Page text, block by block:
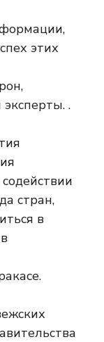
этих
.
стран,
в